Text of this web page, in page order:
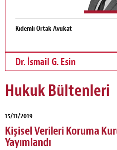
Kıdemli Ortak Avukat
Dr. İsmail G. Esin
Hukuk Bültenleri
15/11/2019
Kişisel Verileri Koruma
Yayımlandı